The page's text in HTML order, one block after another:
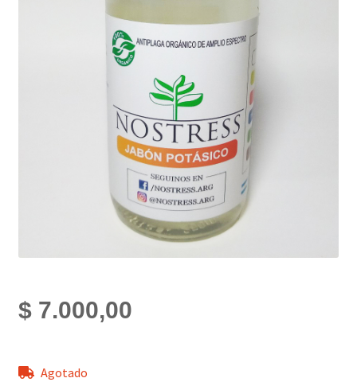
$7.000,00
Agotado